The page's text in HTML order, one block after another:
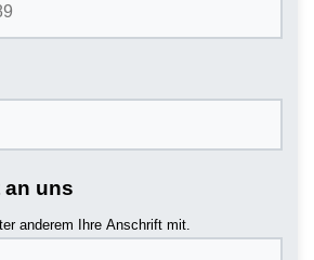
an uns
anderem Ihre Anschrift mit.